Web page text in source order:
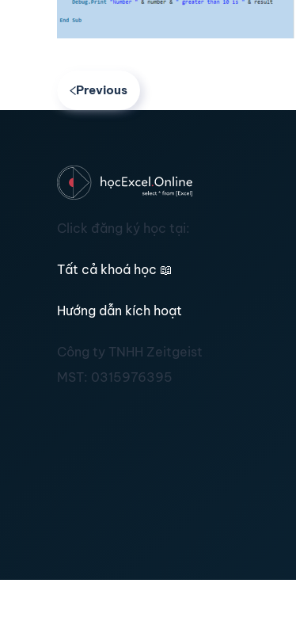
Previous
Click đăng ký học tại:
Tất cả khoá học 📖
Hướng dẫn kích hoạt
Công ty TNHH Zeitgeist
MST: 0315976395